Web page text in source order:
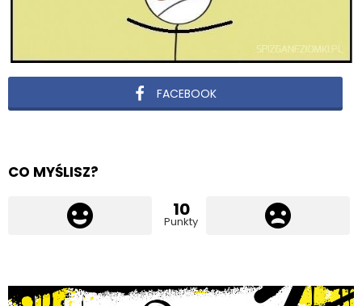
FACEBOOK
CO MYŚLISZ?
10
Punkty